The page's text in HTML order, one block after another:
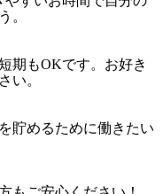
。
期もOKです。お好き
い。
貯めるために働きたい